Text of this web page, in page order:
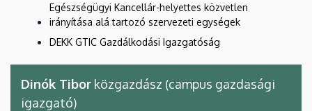
Egészségügyi Kancellár-helyettes közvetlen
irányítása alá tartozó szervezeti egységek
DEKK GTIC Gazdálkodási Igazgatóság
Dinók Tibor közgazdász (campus gazdasági
igazgató)